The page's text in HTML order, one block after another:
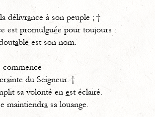
délivrance à son peuple ; †
est promulguée pour toujours :
able est son nom.
commence
ainte du Seigneur. †
sa volonté en est éclairé.
maintiendrasa louange.